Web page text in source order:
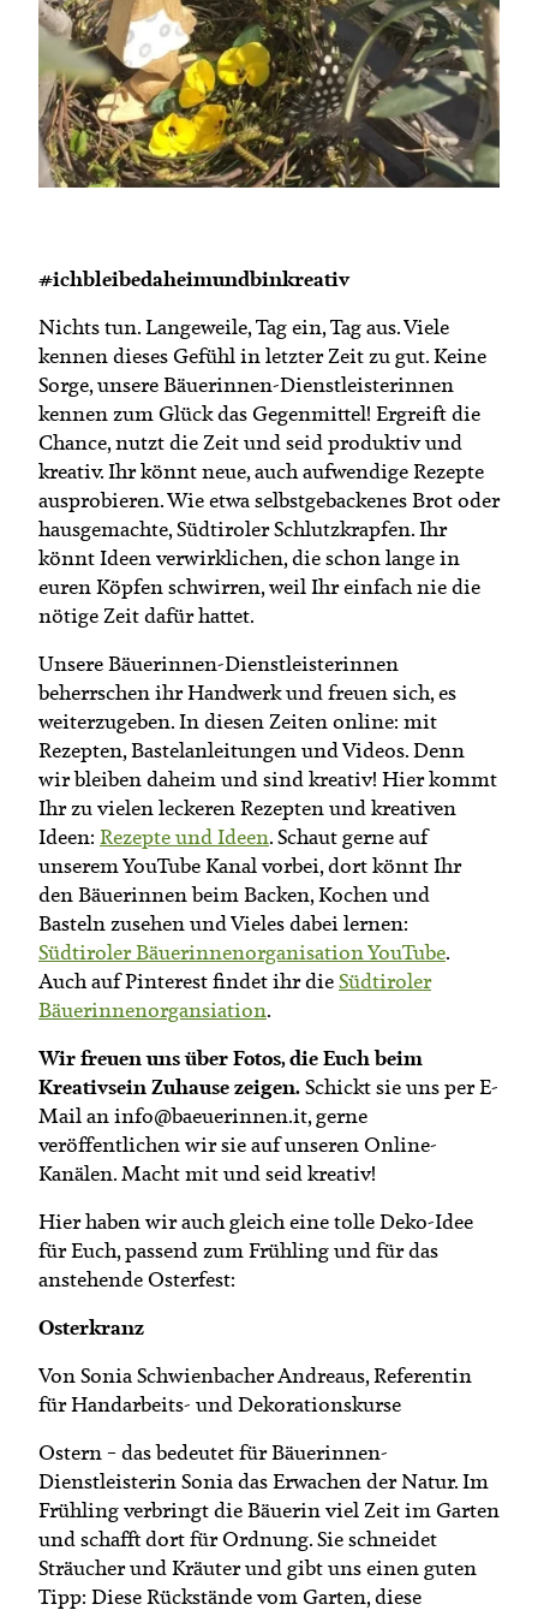
Mitgliedschaft
Landessekretariat
Bäuerliche Buffets
Hofgeschichten
#ichbleibedaheimundbinkreativ
Nichts tun. Langeweile, Tag ein, Tag aus. Viele
kennen dieses Gefühl in letzter Zeit zu gut. Keine
Sorge, unsere Bäuerinnen-Dienstleisterinnen
kennen zum Glück das Gegenmittel! Ergreift die
Chance, nutzt die Zeit und seid produktiv und
kreativ. Ihr könnt neue, auch aufwendige Rezepte
ausprobieren. Wie etwa selbstgebackenes Brot oder
hausgemachte, Südtiroler Schlutzkrapfen. Ihr
könnt Ideen verwirklichen, die schon lange in
euren Köpfen schwirren, weil Ihr einfach nie die
nötige Zeit dafür hattet.
Unsere Bäuerinnen-Dienstleisterinnen
beherrschen ihr Handwerk und freuen sich, es
weiterzugeben. In diesen Zeiten online: mit
Rezepten, Bastelanleitungen und Videos. Denn
wir bleiben daheim und sind kreativ! Hier kommt
Ihr zu vielen leckeren Rezepten und kreativen
Ideen: Rezepte und Ideen. Schaut gerne auf
unserem YouTube Kanal vorbei, dort könnt Ihr
den Bäuerinnen beim Backen, Kochen und
Basteln zusehen und Vieles dabei lernen:
Südtiroler Bäuerinnenorganisation YouTube.
Auch auf Pinterest findet ihr dieSüdtiroler
Bäuerinnenorgansiation.
Wir freuen uns über Fotos, die Euch beim
Kreativsein Zuhause zeigen.Schickt sie uns per E-
Mail an info@baeuerinnen.it, gerne
veröffentlichen wir sie auf unseren Online-
Kanälen. Macht mit und seid kreativ!
Hier haben wir auch gleich eine tolle Deko-Idee
für Euch, passend zum Frühling und für das
anstehende Osterfest:
Osterkranz
Von Sonia Schwienbacher Andreaus, Referentin
für Handarbeits- und Dekorationskurse
Ostern – das bedeutet für Bäuerinnen-
Dienstleisterin Sonia das Erwachen der Natur. Im
Frühling verbringt die Bäuerin viel Zeit im Garten
und schafft dort für Ordnung. Sie schneidet
Sträucher und Kräuter und gibt uns einen guten
Tipp: Diese Rückstände vom Garten, diese